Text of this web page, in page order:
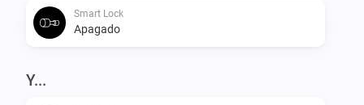
Smart Lock
Apagado
Y...